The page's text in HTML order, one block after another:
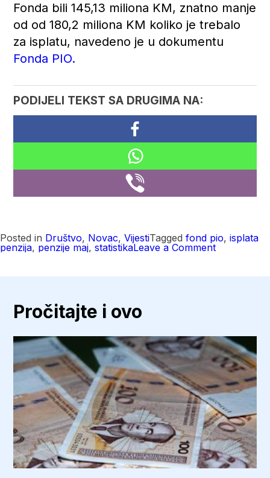
Fonda bili 145,13 miliona KM, znatno manje
od od 180,2 miliona KM koliko je trebalo
za isplatu, navedeno je u dokumentu
Fonda PIO.
PODIJELI TEKST SA DRUGIMA NA:
Posted in Društvo, Novac, VijestiTagged fond pio, isplata
penzija, penzije maj, statistikaLeave a Commenton
589
više
nego
u
aprilu
Pročitajte i ovo